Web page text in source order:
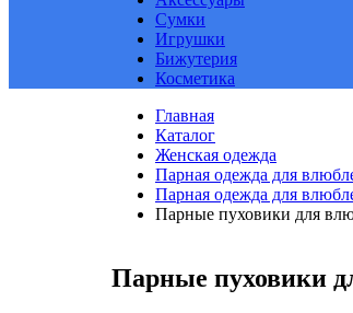
Сумки
Игрушки
Бижутерия
Косметика
Главная
Каталог
Женская одежда
Парная одежда для
Парная одежда для
Парные пуховики для
Парные пуховики